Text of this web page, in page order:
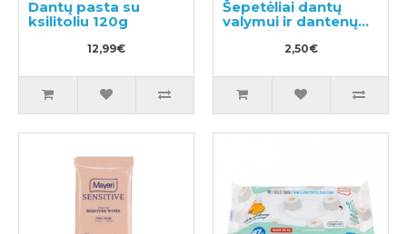
Dantų pasta su
ksilitoliu 120g
12,99€
Šepetėliai dantų
valymui ir dantenų
masažui 2vnt
2,50€